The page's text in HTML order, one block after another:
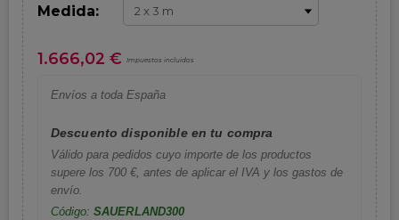
Medida:
1.666,02 € Impuestos incluidos
Envíos a toda España
Descuento disponible en tu compra
Válido para pedidos cuyo importe de los productos
supere los 700 €, antes de aplicar el IVA y los gastos de
envío.
Código: SAUERLAND300